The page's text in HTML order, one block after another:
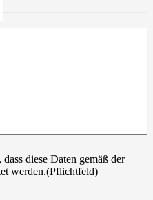
diese Daten gemäß der
werden.(Pflichtfeld)